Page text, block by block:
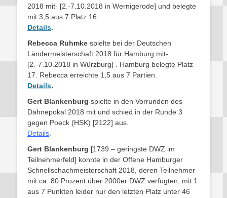
2018 mit- [2.-7.10.2018 in Wernigerode] und belegte
mit 3,5 aus 7 Platz 16.
Details.
Rebecca Ruhmke spielte bei der Deutschen
Ländermeisterschaft 2018 für Hamburg mit-
[2.-7.10.2018 in Würzburg] . Hamburg belegte Platz
17. Rebecca erreichte 1,5 aus 7 Partien.
Details.
Gert Blankenburg spielte in den Vorrunden des
Dähnepokal 2018 mit und schied in der Runde 3
gegen Poeck (HSK) [2122] aus.
Details
Gert Blankenburg [1739 – geringste DWZ im
Teilnehmerfeld] konnte in der Offene Hamburger
Schnellschachmeisterschaft 2018, deren Teilnehmer
mit ca. 80 Prozent über 2000er DWZ verfügten, mit 1
aus 7 Punkten leider nur den letzten Platz unter 46